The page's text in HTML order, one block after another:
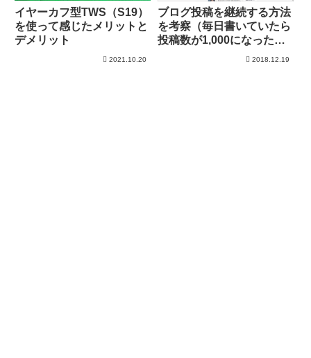
イヤーカフ型TWS（S19）
を使って感じたメリットと
デメリット
2021.10.20
ブログ投稿を継続する方法
を考察（毎日書いていたら
投稿数が1,000になったの
2018.12.19